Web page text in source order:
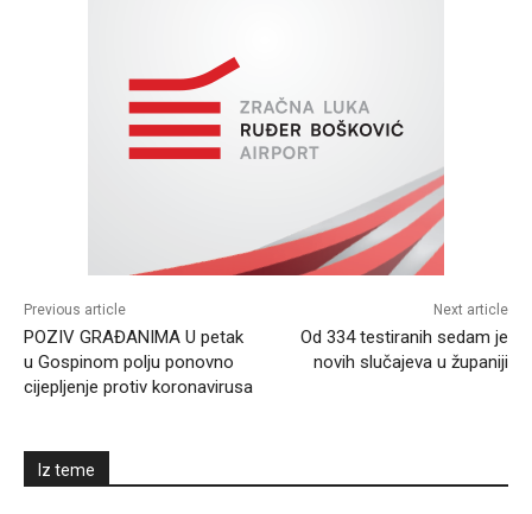
Previous article
POZIV GRAĐANIMA U petak
u Gospinom polju ponovno
cijepljenje protiv koronavirusa
Next article
Od 334 testiranih sedam je
novih slučajeva u županiji
Iz teme